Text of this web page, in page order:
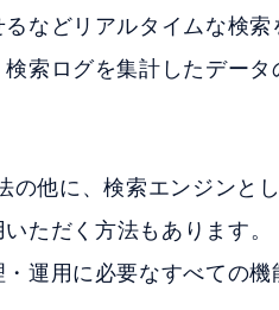
などリアルタイムな検索
索ログを集計したデータ
の他に、検索エンジンと
ただく方法もあります。
運用に必要なすべての機